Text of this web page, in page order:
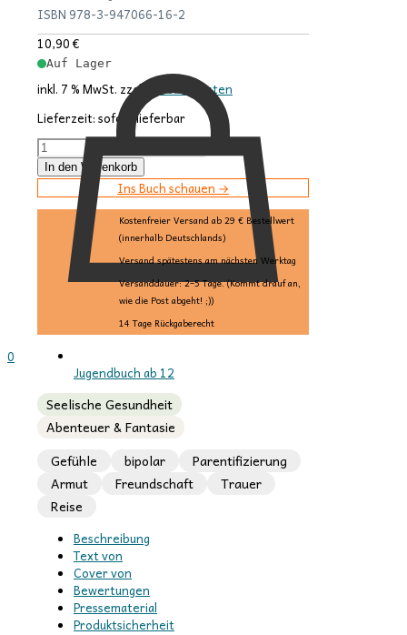
0
ISBN 978-3-947066-16-2
10,90€
Auf Lager
inkl. 7 % MwSt. zzgl. Versandkosten
Lieferzeit:sofort lieferbar
Party
im
Kopf
Menge
In den Warenkorb
Ins Buch schauen →
Kostenfreier Versand ab 29 € Bestellwert
(innerhalb Deutschlands)
Versand spätestens am nächsten Werktag
Versanddauer: 2–5 Tage. (Kommt drauf an,
wie die Post abgeht! ;))
14 Tage Rückgaberecht
Jugendbuch ab 12
Seelische Gesundheit
Abenteuer & Fantasie
Gefühle
bipolar
Parentifizierung
Armut
Freundschaft
Trauer
Reise
Beschreibung
Text von
Cover von
Bewertungen
Pressematerial
Produktsicherheit